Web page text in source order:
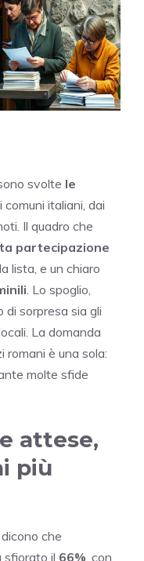
svolte le
comuni italiani, dai
Il quadro che
partecipazione
lista, e un chiaro
. Lo spoglio,
sorpresa sia gli
La domanda
è una sola:
molte sfide
attese,
più
dicono che
sfiorato il 66% , con